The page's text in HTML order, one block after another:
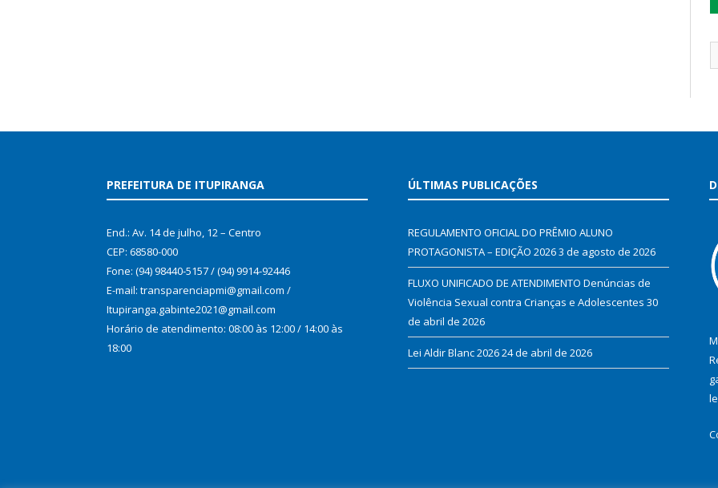
PREFEITURA DE ITUPIRANGA
End.: Av. 14 de julho, 12 – Centro
CEP: 68580-000
Fone: (94) 98440-5157 / (94) 9914-92446
E-mail: transparenciapmi@gmail.com /
Itupiranga.gabinte2021@gmail.com
Horário de atendimento: 08:00 às 12:00 / 14:00 às
18:00
ÚLTIMAS PUBLICAÇÕES
REGULAMENTO OFICIAL DO PRÊMIO ALUNO
PROTAGONISTA – EDIÇÃO 20263 de agosto de 2026
FLUXO UNIFICADO DE ATENDIMENTO Denúncias de
Violência Sexual contra Crianças e Adolescentes 30
de abril de 2026
Lei Aldir Blanc 202624 de abril de 2026